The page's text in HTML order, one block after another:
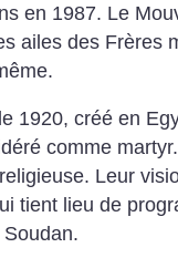
en 1987. Le
ailes des Frères
1920, créé en
comme
Leur
tient lieu de